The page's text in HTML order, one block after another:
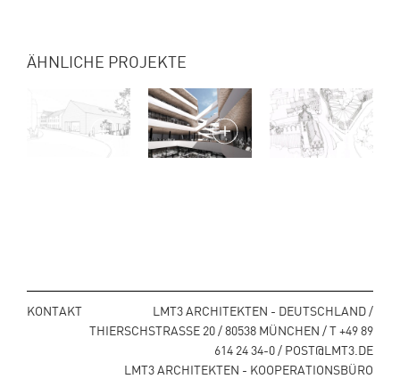
ÄHNLICHE PROJEKTE
KONTAKT
LMT3 ARCHITEKTEN - DEUTSCHLAND /
THIERSCHSTRASSE 20 / 80538 MÜNCHEN / T +49 89
614 24 34-0 / POST@LMT3.DE
LMT3 ARCHITEKTEN - KOOPERATIONSBÜRO